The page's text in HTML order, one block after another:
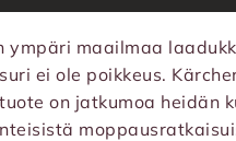
ympäri maailmaa
ei ole poikkeus.
on jatkumoa heidän